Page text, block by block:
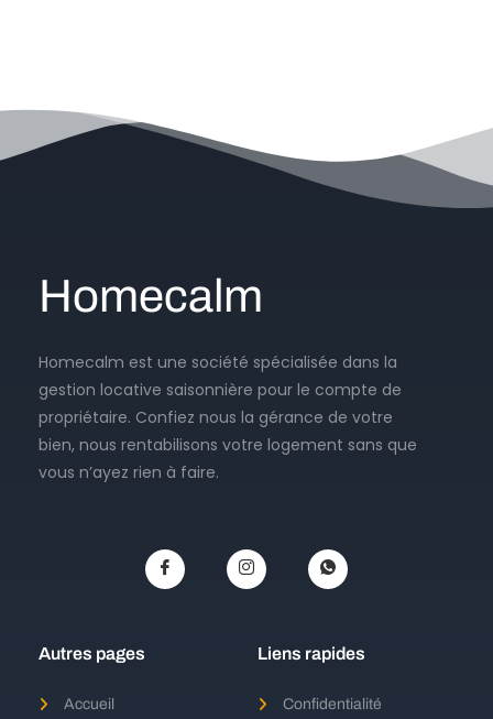
Homecalm
Homecalm est une société spécialisée dans la
gestion locative saisonnière pour le compte de
propriétaire. Confiez nous la gérance de votre
bien, nous rentabilisons votre logement sans que
vous n’ayez rien à faire.
Autres pages
Accueil
Liens rapides
Confidentialité